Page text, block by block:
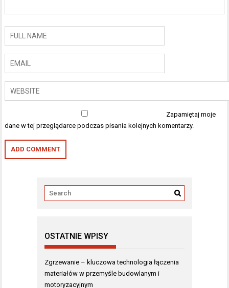
Zapamiętaj moje
dane w tej przeglądarce podczas pisania kolejnych komentarzy.
OSTATNIE WPISY
Zgrzewanie – kluczowa technologia łączenia
materiałów w przemyśle budowlanym i
motoryzacyjnym